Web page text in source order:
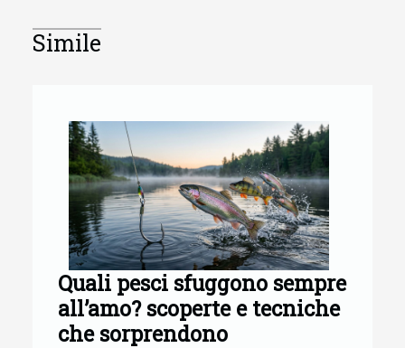
Simile
Quali pesci sfuggono sempre
all’amo? scoperte e tecniche
che sorprendono